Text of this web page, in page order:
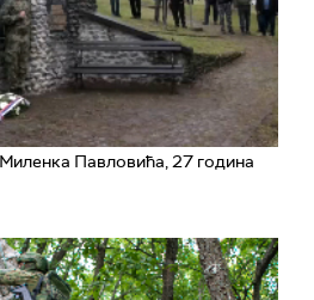
Павловића, 27 година